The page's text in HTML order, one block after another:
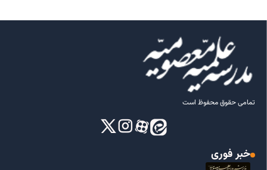
تمامی حقوق محفوظ است
خبر فوری